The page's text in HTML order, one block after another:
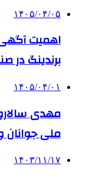
۱۴۰۵/۰۴/۰۵
اهمیت
برندینگ در
۱۴۰۵/۰۴/۰۱
مهدی
ملی جوانان
۱۴۰۳/۱۱/۱۷